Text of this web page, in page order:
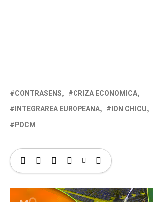
CONTRASENS
CRIZA ECONOMICA
INTEGRAREA EUROPEANA
ION CHICU
PDCM